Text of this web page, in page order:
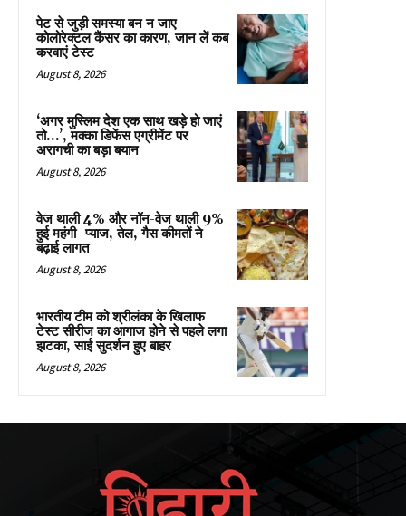
पेट से जुड़ी समस्या बन न जाए
कोलोरेक्टल कैंसर का कारण, जान लें कब
करवाएं टेस्ट
August 8, 2026
‘अगर मुस्लिम देश एक साथ खड़े हो जाएं
तो…’, मक्का डिफेंस एग्रीमेंट पर
अरागची का बड़ा बयान
August 8, 2026
वेज थाली 4% और नॉन-वेज थाली 9%
हुई महंगी- प्याज, तेल, गैस कीमतों ने
बढ़ाई लागत
August 8, 2026
भारतीय टीम को श्रीलंका के खिलाफ
टेस्ट सीरीज का आगाज होने से पहले लगा
झटका, साई सुदर्शन हुए बाहर
August 8, 2026